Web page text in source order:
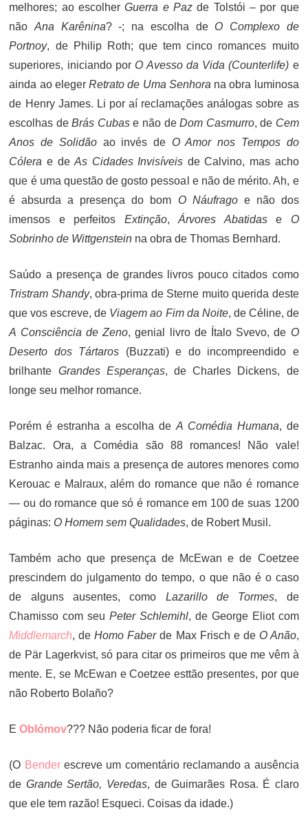
melhores; ao escolherGuerra e Paz de Tolstói – por que
nãoAna Karênina? -; na escolha de O Complexo de
Portnoy, de Philip Roth; que tem cinco romances muito
superiores, iniciando por O Avesso da Vida (Counterlife) e
ainda ao elegerRetrato de Uma Senhora na obra luminosa
de Henry James. Li por aí reclamações análogas sobre as
escolhas deBrás Cubase não deDom Casmurro, de Cem
Anos de Solidãoao invés de O Amor nos Tempos do
Cólera e deAs Cidades Invisíveis de Calvino, mas acho
que é uma questão de gosto pessoal e não de mérito. Ah, e
é absurda a presença do bom O Náufragoe não dos
imensos e perfeitos Extinção,Árvores Abatidase O
Sobrinho de Wittgenstein na obra de Thomas Bernhard.
Saúdo a presença de grandes livros pouco citados como
Tristram Shandy, obra-prima de Sterne muito querida deste
que vos escreve, de Viagem ao Fim da Noite, de Céline, de
A Consciência de Zeno, genial livro de Ítalo Svevo, de O
Deserto dos Tártaros (Buzzati) e do incompreendido e
brilhante Grandes Esperanças, de Charles Dickens, de
longe seu melhor romance.
Porém é estranha a escolha de A Comédia Humana, de
Balzac. Ora, a Comédia são 88 romances! Não vale!
Estranho ainda mais a presença de autores menores como
Kerouac e Malraux, além do romance que não é romance
— ou do romance que só é romance em 100 de suas 1200
páginas: O Homem sem Qualidades, de Robert Musil.
Também acho que presença de McEwan e de Coetzee
prescindem do julgamento do tempo, o que não é o caso
de alguns ausentes, como Lazarillo de Tormes, de
Chamisso com seuPeter Schlemihl, de George Eliot com
Middlemarch, deHomo Faberde Max Frisch e de O Anão,
de Pär Lagerkvist, só para citar os primeiros que me vêm à
mente. E, se McEwan e Coetzee esttão presentes, por que
não Roberto Bolaño?
EOblómov??? Não poderia ficar de fora!
(O Benderescreve um comentário reclamando a ausência
de Grande Sertão, Veredas, de Guimarães Rosa. É claro
que ele tem razão! Esqueci. Coisas da idade.)